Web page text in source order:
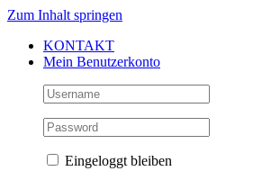
Zum Inhalt springen
KONTAKT
Mein Benutzerkonto
Eingeloggt bleiben